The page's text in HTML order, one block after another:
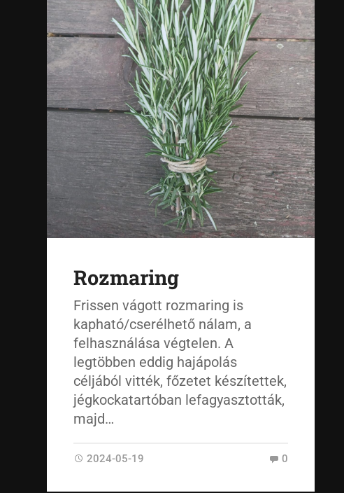
Rozmaring
Frissen vágott rozmaring is
kapható/cserélhető nálam, a
felhasználása végtelen. A
legtöbben eddig hajápolás
céljából vitték, főzetet készítettek,
jégkockatartóban lefagyasztották,
majd…
2024-05-19 0